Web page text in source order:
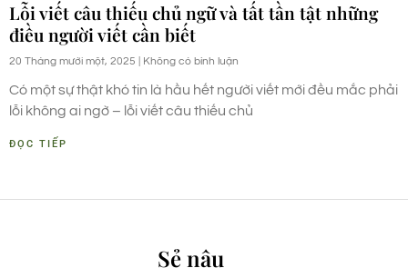
Lỗi viết câu thiếu chủ ngữ và tất tần tật những
điều người viết cần biết
20 Tháng mười một, 2025 Không có bình luận
Có một sự thật khó tin là hầu hết người viết mới đều mắc phải
lỗi không ai ngờ – lỗi viết câu thiếu chủ
ĐỌC TIẾP
Sẻ nâu